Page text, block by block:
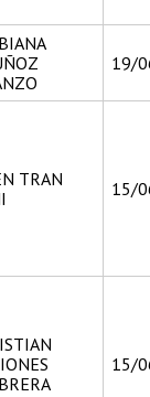
19/
TRAN
15/
15/